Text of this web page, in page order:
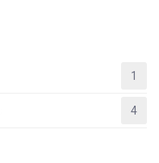
1
4